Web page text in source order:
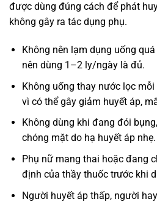
được dùng đúng cách để phát
không gây ra tác dụng phụ.
Không nên lạm dụng uống
nên dùng 1–2 ly/ngày là đủ.
Không uống thay nước lọc
vì có thể gây giảm huyết áp,
Không dùng khi đang đói
chóng mặt do hạ huyết áp nhẹ.
Phụ nữ mang thai hoặc đang
định của thầy thuốc trước khi
Người huyết áp thấp, người